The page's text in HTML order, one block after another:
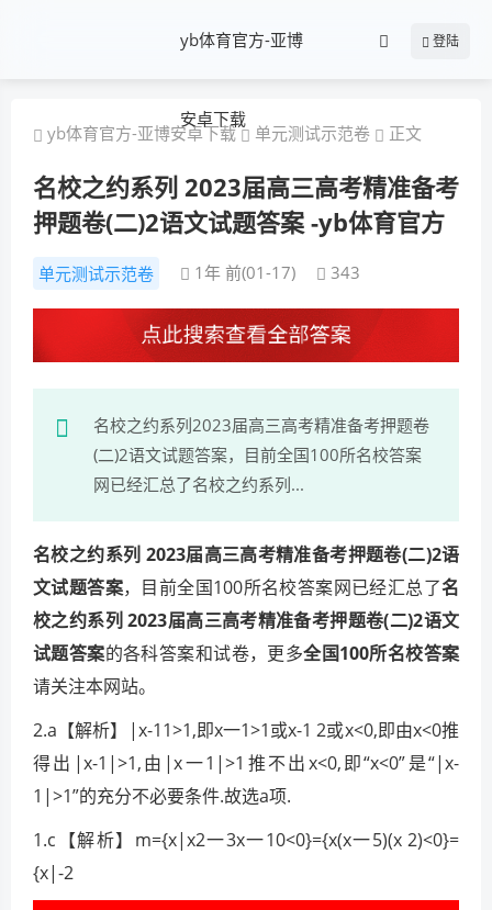
yb体育官方-亚博
安卓下载
登陆
yb体育官方-亚博安卓下载 单元测试示范卷 正文
名校之约系列 2023届高三高考精准备考
押题卷(二)2语文试题答案 -yb体育官方
单元测试示范卷 1年 前(01-17) 343
名校之约系列2023届高三高考精准备考押题卷
(二)2语文试题答案，目前全国100所名校答案
网已经汇总了名校之约系列...
名校之约系列 2023届高三高考精准备考押题卷(二)2语
文试题答案，目前全国100所名校答案网已经汇总了名
校之约系列 2023届高三高考精准备考押题卷(二)2语文
试题答案的各科答案和试卷，更多全国100所名校答案
请关注本网站。
2.a【解析】|x-11>1,即x一1>1或x-1 2或x<0,即由x<0推
得出|x-1|>1,由|x一1|>1推不出x<0,即“x<0”是“|x-
1|>1”的充分不必要条件.故选a项.
1.c【解析】m={x|x2一3x一10<0}={x(x一5)(x 2)<0}=
{x|-2